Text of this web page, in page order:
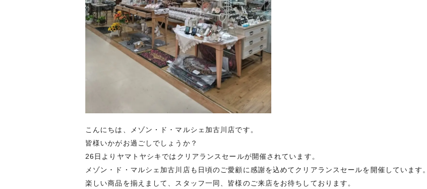
こんにちは、メゾン・ド・マルシェ加古川店です。
皆様いかがお過ごしでしょうか？
26日よりヤマトヤシキではクリアランスセールが開催されています。
メゾン・ド・マルシェ加古川店も日頃のご愛顧に感謝を込めてクリアランスセールを開催しています。
楽しい商品を揃えまして、スタッフ一同、皆様のご来店をお待ちしております。